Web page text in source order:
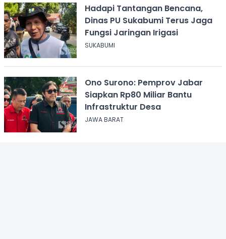
Hadapi Tantangan Bencana,
Dinas PU Sukabumi Terus Jaga
Fungsi Jaringan Irigasi
SUKABUMI
Ono Surono: Pemprov Jabar
Siapkan Rp80 Miliar Bantu
Infrastruktur Desa
JAWA BARAT